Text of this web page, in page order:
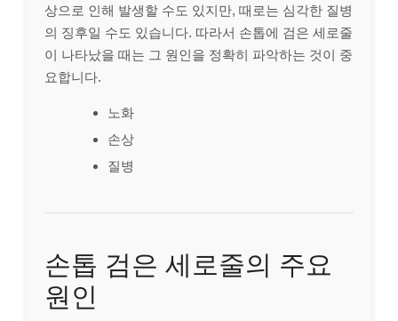
상으로 인해 발생할 수도 있지만, 때로는 심각한 질병
의 징후일 수도 있습니다. 따라서 손톱에 검은 세로줄
이 나타났을 때는 그 원인을 정확히 파악하는 것이 중
요합니다.
노화
손상
질병
손톱 검은 세로줄의 주요
원인